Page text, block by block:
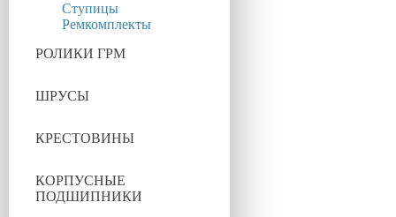
Ступицы
Ремкомплекты
РОЛИКИ ГРМ
ШРУСЫ
КРЕСТОВИНЫ
КОРПУСНЫЕ
ПОДШИПНИКИ